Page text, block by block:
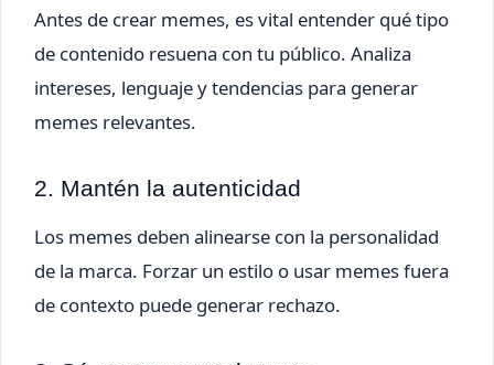
Antes de crear memes, es vital entender qué tipo
de contenido resuena con tu público. Analiza
intereses, lenguaje y tendencias para generar
memes relevantes.
2. Mantén la autenticidad
Los memes deben alinearse con la personalidad
de la marca. Forzar un estilo o usar memes fuera
de contexto puede generar rechazo.